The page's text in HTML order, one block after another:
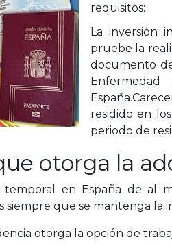
requisitos:
La inversión
pruebe la
documento
residido en
periodo de
otorga la
temporal en España de al
siempre que se mantenga la
otorga la opción de